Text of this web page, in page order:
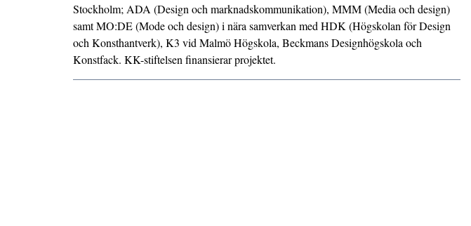
Stockholm; ADA (Design och marknadskommunikation), MMM (Media och design)
samtMO:DE (Mode och design)i nära samverkan med HDK (Högskolan för Design
och Konsthantverk), K3 vid Malmö Högskola, Beckmans Designhögskola och
Konstfack. KK-stiftelsen finansierar projektet.